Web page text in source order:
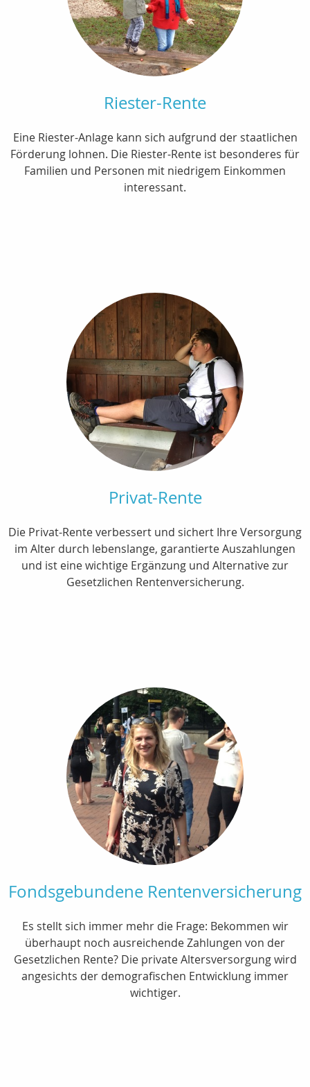
Riester-Rente
Eine Riester-Anlage kann sich aufgrund der staatlichen
Förderung lohnen. Die Riester-Rente ist besonderes für
Familien und Personen mit niedrigem Einkommen
interessant.
Privat-Rente
Die Privat-Rente verbessert und sichert Ihre Versorgung
im Alter durch lebenslange, garantierte Auszahlungen
und ist eine wichtige Ergänzung und Alternative zur
Gesetzlichen Rentenversicherung.
Fondsgebundene Rentenversicherung
Es stellt sich immer mehr die Frage: Bekommen wir
überhaupt noch ausreichende Zahlungen von der
Gesetzlichen Rente? Die private Altersversorgung wird
angesichts der demografischen Entwicklung immer
wichtiger.